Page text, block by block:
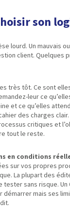
son
lourd. Un mauvais
client. Quelques
très tôt. Ce sont
leur ce
et ce qu’elles
des charges clair.
critiques et
tout le reste.
en conditions
sur vos propres
La plupart des
tester sans risque. Un
démarrer mais ses